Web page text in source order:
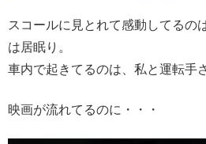
スコールに見とれて感動してるの
は居眠り。
車内で起きてるのは、私と運転手
映画が流れてるのに・・・